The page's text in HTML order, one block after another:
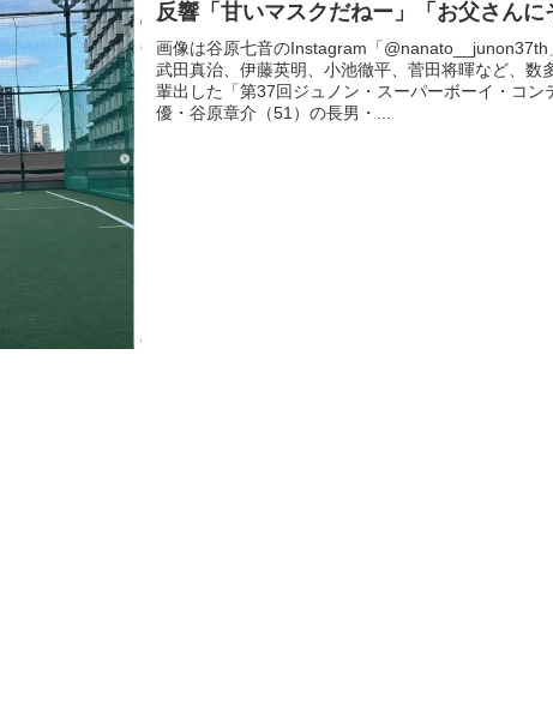
反響「甘いマスクだねー」「お父さんに
画像は谷原七音のInstagram「@nanato__junon37th
武田真治、伊藤英明、小池徹平、菅田将暉など、数
輩出した「第37回ジュノン・スーパーボーイ・コン
優・谷原章介（51）の長男・...